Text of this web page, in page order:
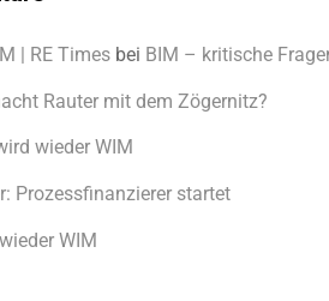
| RE Times bei BIM – kritische
Rauter mit dem Zögernitz?
wieder WIM
Prozessfinanzierer startet
WIM